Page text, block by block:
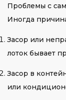
Проблемы с
Иногда
Засор или
лоток бывает
Засор в
или